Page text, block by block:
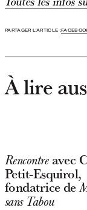
PARTAGER L'ARTICLE :
À lire
Rencontreavec
Petit-Esquirol,
fondatrice de
sans Tabou